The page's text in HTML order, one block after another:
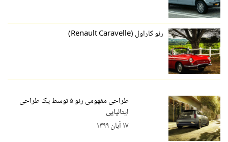
رنو کاراول (Renault Caravelle)
طراحی مفهومی رنو ۵ توسط یک طراحی
ایتالیایی
۱۷ آبان ۱۳۹۹